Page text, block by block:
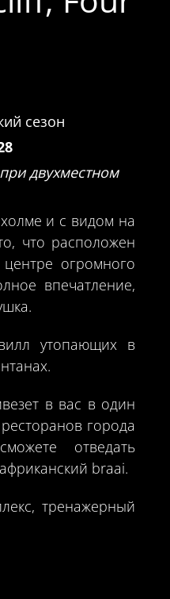
сезон
двухместном
и с видом на
что расположен
огромного
впечатление,
утопающих в
в вас в один
города
отведать
braai.
тренажерный